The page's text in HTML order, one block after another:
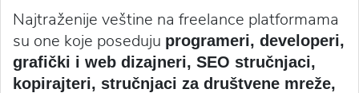
Najtraženije veštine na freelance platformama
su one koje poseduju programeri, developeri,
grafički i web dizajneri, SEO stručnjaci,
kopirajteri, stručnjaci za društvene mreže,